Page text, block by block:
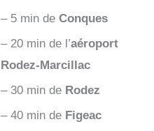
– 5 min de Conques
– 20 min de l’aéroport
Rodez-Marcillac
– 30 min de Rodez
– 40 min de Figeac